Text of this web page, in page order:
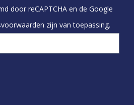
door reCAPTCHA en de Google
zijn van toepassing.